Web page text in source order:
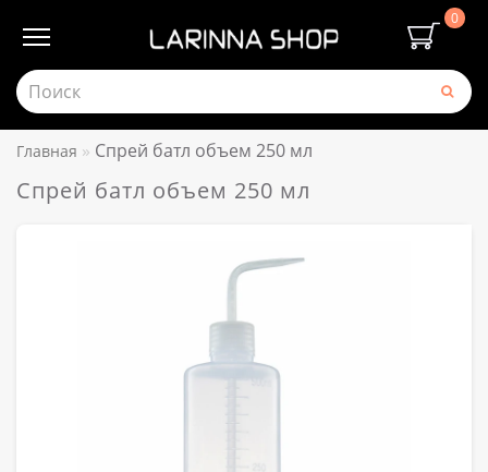
0
Главная Спрей батл объем 250 мл
Спрей батл объем 250 мл